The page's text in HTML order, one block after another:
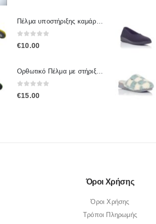
€10.00
€15.00
Όροι Χρήσης
Όροι Χρήσης
Τρόποι Πληρωμής